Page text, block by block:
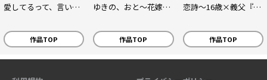
愛してるって、言いたい【合冊版】
作品TOP
ゆきの、おと～花嫁の父～『フレイヤ連載』
作品TOP
恋詩～16歳×義父『フレイヤ連載』
作品TOP